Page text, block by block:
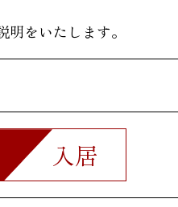
明をいたします。
入居